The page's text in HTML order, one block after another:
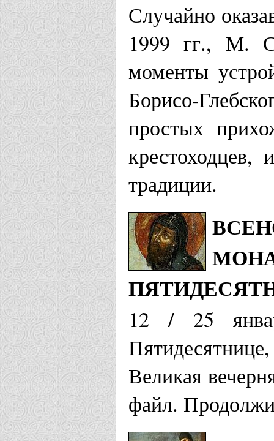
Случайно
1999 гг., М.
моменты
Борисо-
простых
крестоходцев,
традиции.
12 / 25
Великая
файл.